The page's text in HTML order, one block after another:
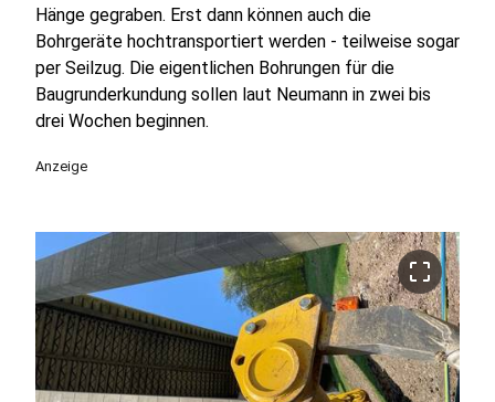
Hänge gegraben. Erst dann können auch die
Bohrgeräte hochtransportiert werden - teilweise sogar
per Seilzug. Die eigentlichen Bohrungen für die
Baugrunderkundung sollen laut Neumann in zwei bis
drei Wochen beginnen.
Anzeige
crop_free